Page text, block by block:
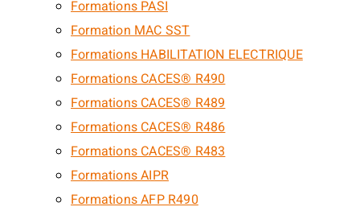
Formations PASI
Formation MAC SST
Formations HABILITATION ELECTRIQUE
Formations CACES® R490
Formations CACES® R489
Formations CACES® R486
Formations CACES® R483
Formations AIPR
Formations AFP R490